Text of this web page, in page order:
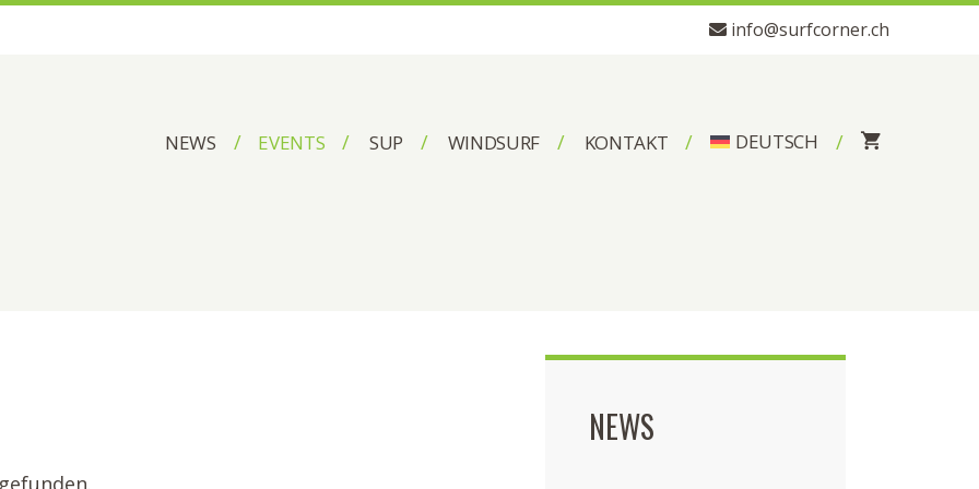
info@surfcorner.ch
NEWS EVENTS SUP WINDSURF KONTAKT DEUTSCH
NEWS